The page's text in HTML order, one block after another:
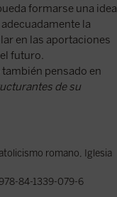
formarse una idea
la
en las aportaciones
futuro.
pensado en
de su
romano, Iglesia
84-1339-079-6